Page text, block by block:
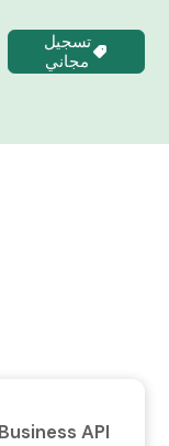
تسجيل
مجاني
API?